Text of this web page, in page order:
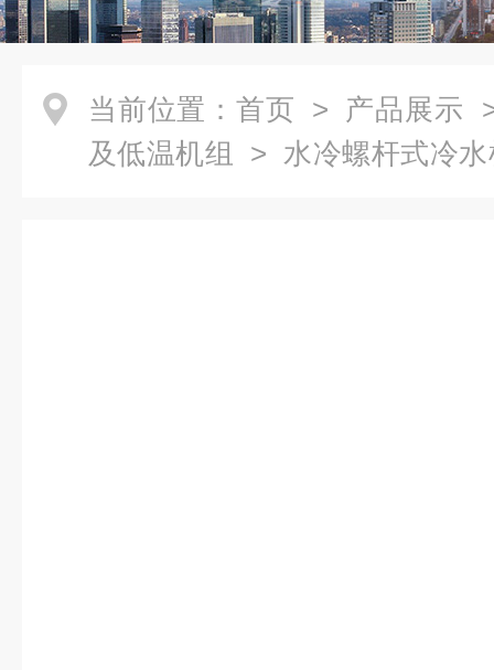
当前位置： 首页 > 产品展示
及低温机组
> 水冷螺杆式冷